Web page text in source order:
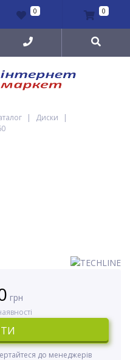
0 0
| Диски
|
грн
до менеджерів